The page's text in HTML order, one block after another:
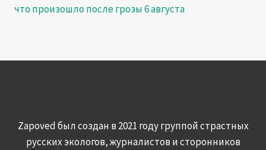
что произошло после грозы 6 августа
Zapoved был создан в 2021 году группой страстных
русских экологов, журналистов и сторонников